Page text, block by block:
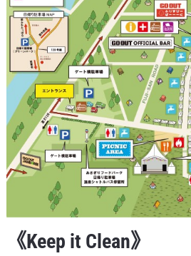
《Keep it Clean》